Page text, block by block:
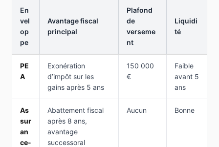
En
vel
op
pe
Avantage fiscal
principal
Plafond
de
verseme
nt
Liquidi
té
PE
A
Exonération
d’impôt sur les
gains après 5 ans
150 000
€
Faible
avant 5
ans
As
sur
an
ce-
Abattement fiscal
après 8 ans,
avantage
successoral
Aucun Bonne